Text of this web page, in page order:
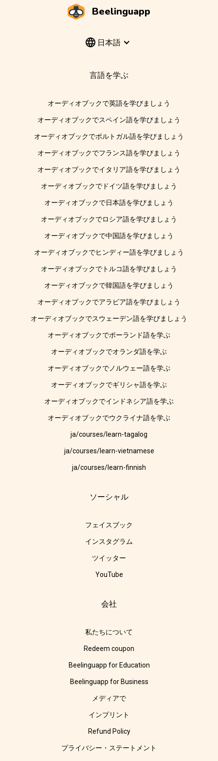
Beelinguapp
日本語
言語を学ぶ
オーディオブックで英語を学びましょう
オーディオブックでスペイン語を学びましょう
オーディオブックでポルトガル語を学びましょう
オーディオブックでフランス語を学びましょう
オーディオブックでイタリア語を学びましょう
オーディオブックでドイツ語を学びましょう
オーディオブックで日本語を学びましょう
オーディオブックでロシア語を学びましょう
オーディオブックで中国語を学びましょう
オーディオブックでヒンディー語を学びましょう
オーディオブックでトルコ語を学びましょう
オーディオブックで韓国語を学びましょう
オーディオブックでアラビア語を学びましょう
オーディオブックでスウェーデン語を学びましょう
オーディオブックでポーランド語を学ぶ
オーディオブックでオランダ語を学ぶ
オーディオブックでノルウェー語を学ぶ
オーディオブックでギリシャ語を学ぶ
オーディオブックでインドネシア語を学ぶ
オーディオブックでウクライナ語を学ぶ
ja/courses/learn-tagalog
ja/courses/learn-vietnamese
ja/courses/learn-finnish
ソーシャル
フェイスブック
インスタグラム
ツイッター
YouTube
会社
私たちについて
Redeem coupon
Beelinguapp for Education
Beelinguapp for Business
メディアで
インプリント
Refund Policy
プライバシー・ステートメント